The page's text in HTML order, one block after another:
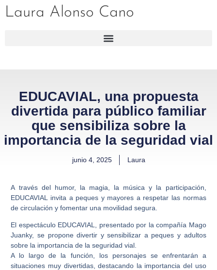
Laura Alonso Cano
EDUCAVIAL, una propuesta
divertida para público familiar
que sensibiliza sobre la
importancia de la seguridad vial
junio 4, 2025 Laura
A través del humor, la magia, la música y la participación,
EDUCAVIAL invita a peques y mayores a respetar las normas
de circulación y fomentar una movilidad segura.
El espectáculo EDUCAVIAL, presentado por la compañía Mago
Juanky, se propone divertir y sensibilizar a peques y adultos
sobre la importancia de la seguridad vial.
A lo largo de la función, los personajes se enfrentarán a
situaciones muy divertidas, destacando la importancia del uso